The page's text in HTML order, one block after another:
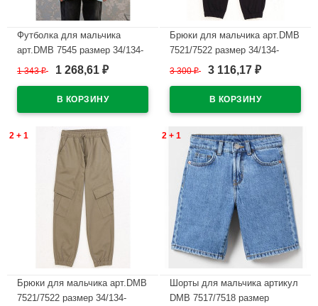
Футболка для мальчика
арт.DMB 7545 размер 34/134-
44/164 цвет минт
1 343₽ 1 268,61 ₽
Брюки для мальчика арт.DMB
7521/7522 размер 34/134-
44/164 цвет черный
3 300₽ 3 116,17 ₽
2 + 1
Брюки для мальчика арт.DMB
7521/7522 размер 34/134-
2 + 1
Шорты для мальчика артикул
DMB 7517/7518 размер